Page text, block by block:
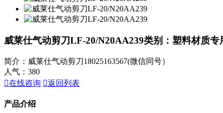
威莱仕气动剪刀LF-20/N20AA239类别：塑料材质专
简介：威莱仕气动剪刀18025163567(微信同号）
人气： 380
在线咨询 返回列表
产品介绍